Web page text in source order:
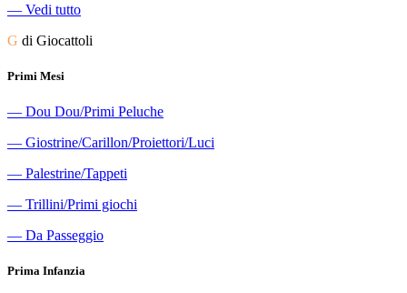
― Vedi tutto
G di Giocattoli
Primi Mesi
― Dou Dou/Primi Peluche
― Giostrine/Carillon/Proiettori/Luci
― Palestrine/Tappeti
― Trillini/Primi giochi
― Da Passeggio
Prima Infanzia